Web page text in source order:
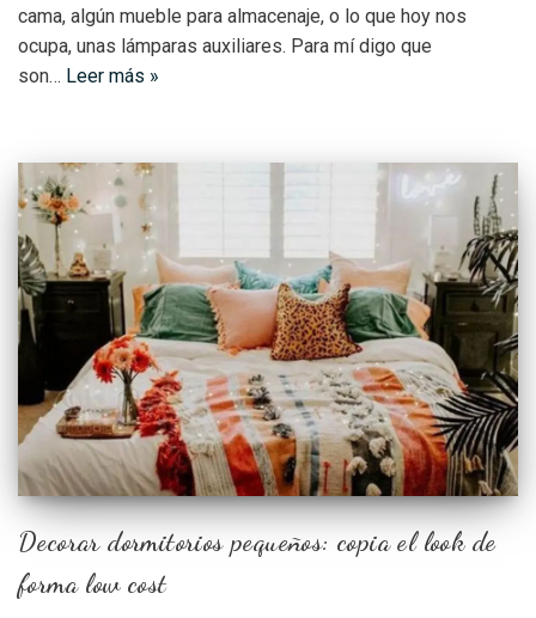
cama, algún mueble para almacenaje, o lo que hoy nos
ocupa, unas lámparas auxiliares. Para mí digo que
son… Leer más »
Decorar dormitorios pequeños: copia el look de
forma low cost